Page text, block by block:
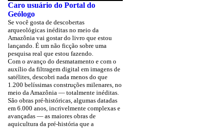
Caro usuário do Portal do
Geólogo
Se você gosta de descobertas
arqueológicas inéditas no meio da
Amazônia vai gostar do livro que estou
lançando. É um não ficção sobre uma
pesquisa real que estou fazendo.
Com o avanço do desmatamento e com o
auxílio da filtragem digital em imagens de
satélites, descobri nada menos do que
1.200 belíssimas construções milenares, no
meio da Amazônia — totalmente inéditas.
São obras pré-históricas, algumas datadas
em 6.000 anos, incrivelmente complexas e
avançadas — as maiores obras de
aquicultura da pré-história que a